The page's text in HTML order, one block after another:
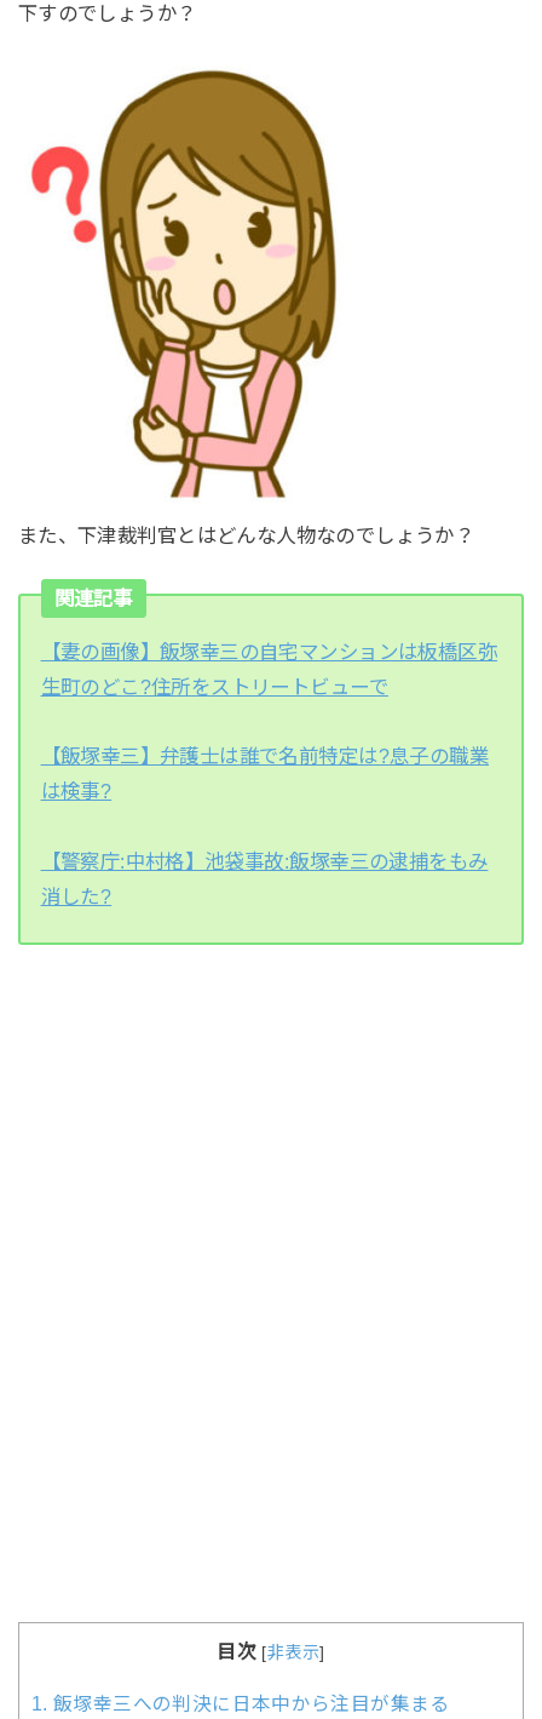
下すのでしょうか？
また、下津裁判官とはどんな人物なのでしょうか？
関連記事
【妻の画像】飯塚幸三の自宅マンションは板橋区弥
生町のどこ?住所をストリートビューで
【飯塚幸三】弁護士は誰で名前特定は?息子の職業
は検事?
【警察庁:中村格】池袋事故:飯塚幸三の逮捕をもみ
消した?
目次 [非表示]
1. 飯塚幸三への判決に日本中から注目が集まる